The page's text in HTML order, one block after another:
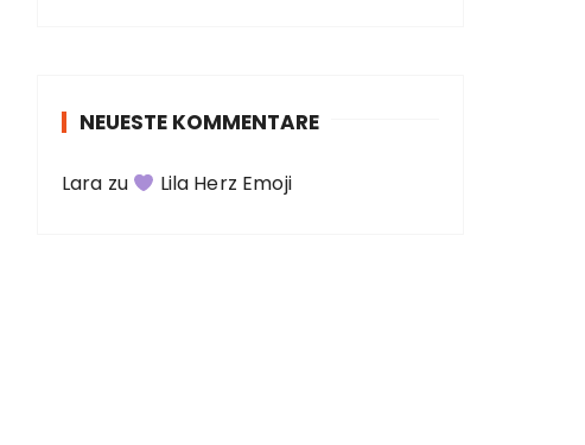
NEUESTE KOMMENTARE
Lara zu Lila Herz Emoji